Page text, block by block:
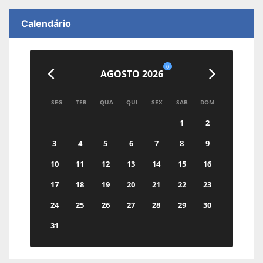
Calendário
AGOSTO 2026
0
SEG TER QUA QUI SEX SAB DOM
1
2
3
4 5 6 7 8
9
10
11 12 13 14 15
16
17
18 19 20 21 22
23
24
25 26 27 28 29
30
31